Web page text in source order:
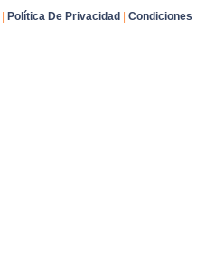
Política De Privacidad
Condiciones